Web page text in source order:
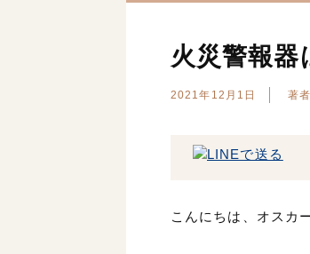
火災警報器
2021年12月1日 著
こんにちは、オスカ